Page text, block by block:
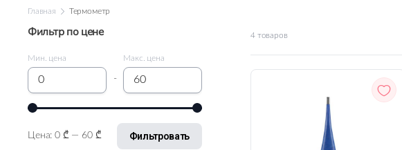
Главная Термометр
4 товаров
Фильтр по цене
Мин. цена
-
Макс. цена
Фильтровать
Цена:0 ₾— 60 ₾